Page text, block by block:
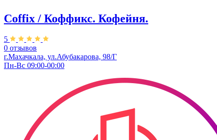
Coffix / Коффикс. Кофейня.
5
0 отзывов
г.Махачкала, ул.Абубакарова, 98/Г
Пн-Вс 09:00-00:00